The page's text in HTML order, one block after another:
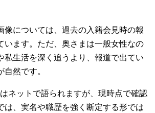
像については、過去の入籍会見時の報
います。ただ、奥さまは一般女性なの
私生活を深く追うより、報道で出てい
然です。
ネットで語られますが、現時点で確認
は、実名や職歴を強く断定する形では